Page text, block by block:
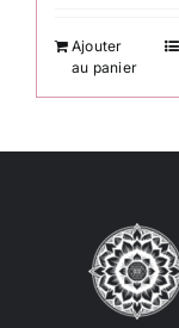
Ajouter
au panier